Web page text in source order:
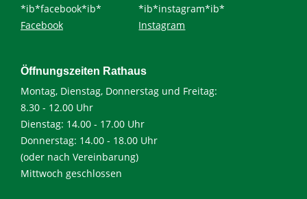
*ib*facebook*ib*
Facebook
*ib*instagram*ib*
Instagram
Öffnungszeiten Rathaus
Montag, Dienstag, Donnerstag und Freitag:
8.30 - 12.00 Uhr
Dienstag: 14.00 - 17.00 Uhr
Donnerstag: 14.00 - 18.00 Uhr
(oder nach Vereinbarung)
Mittwoch geschlossen